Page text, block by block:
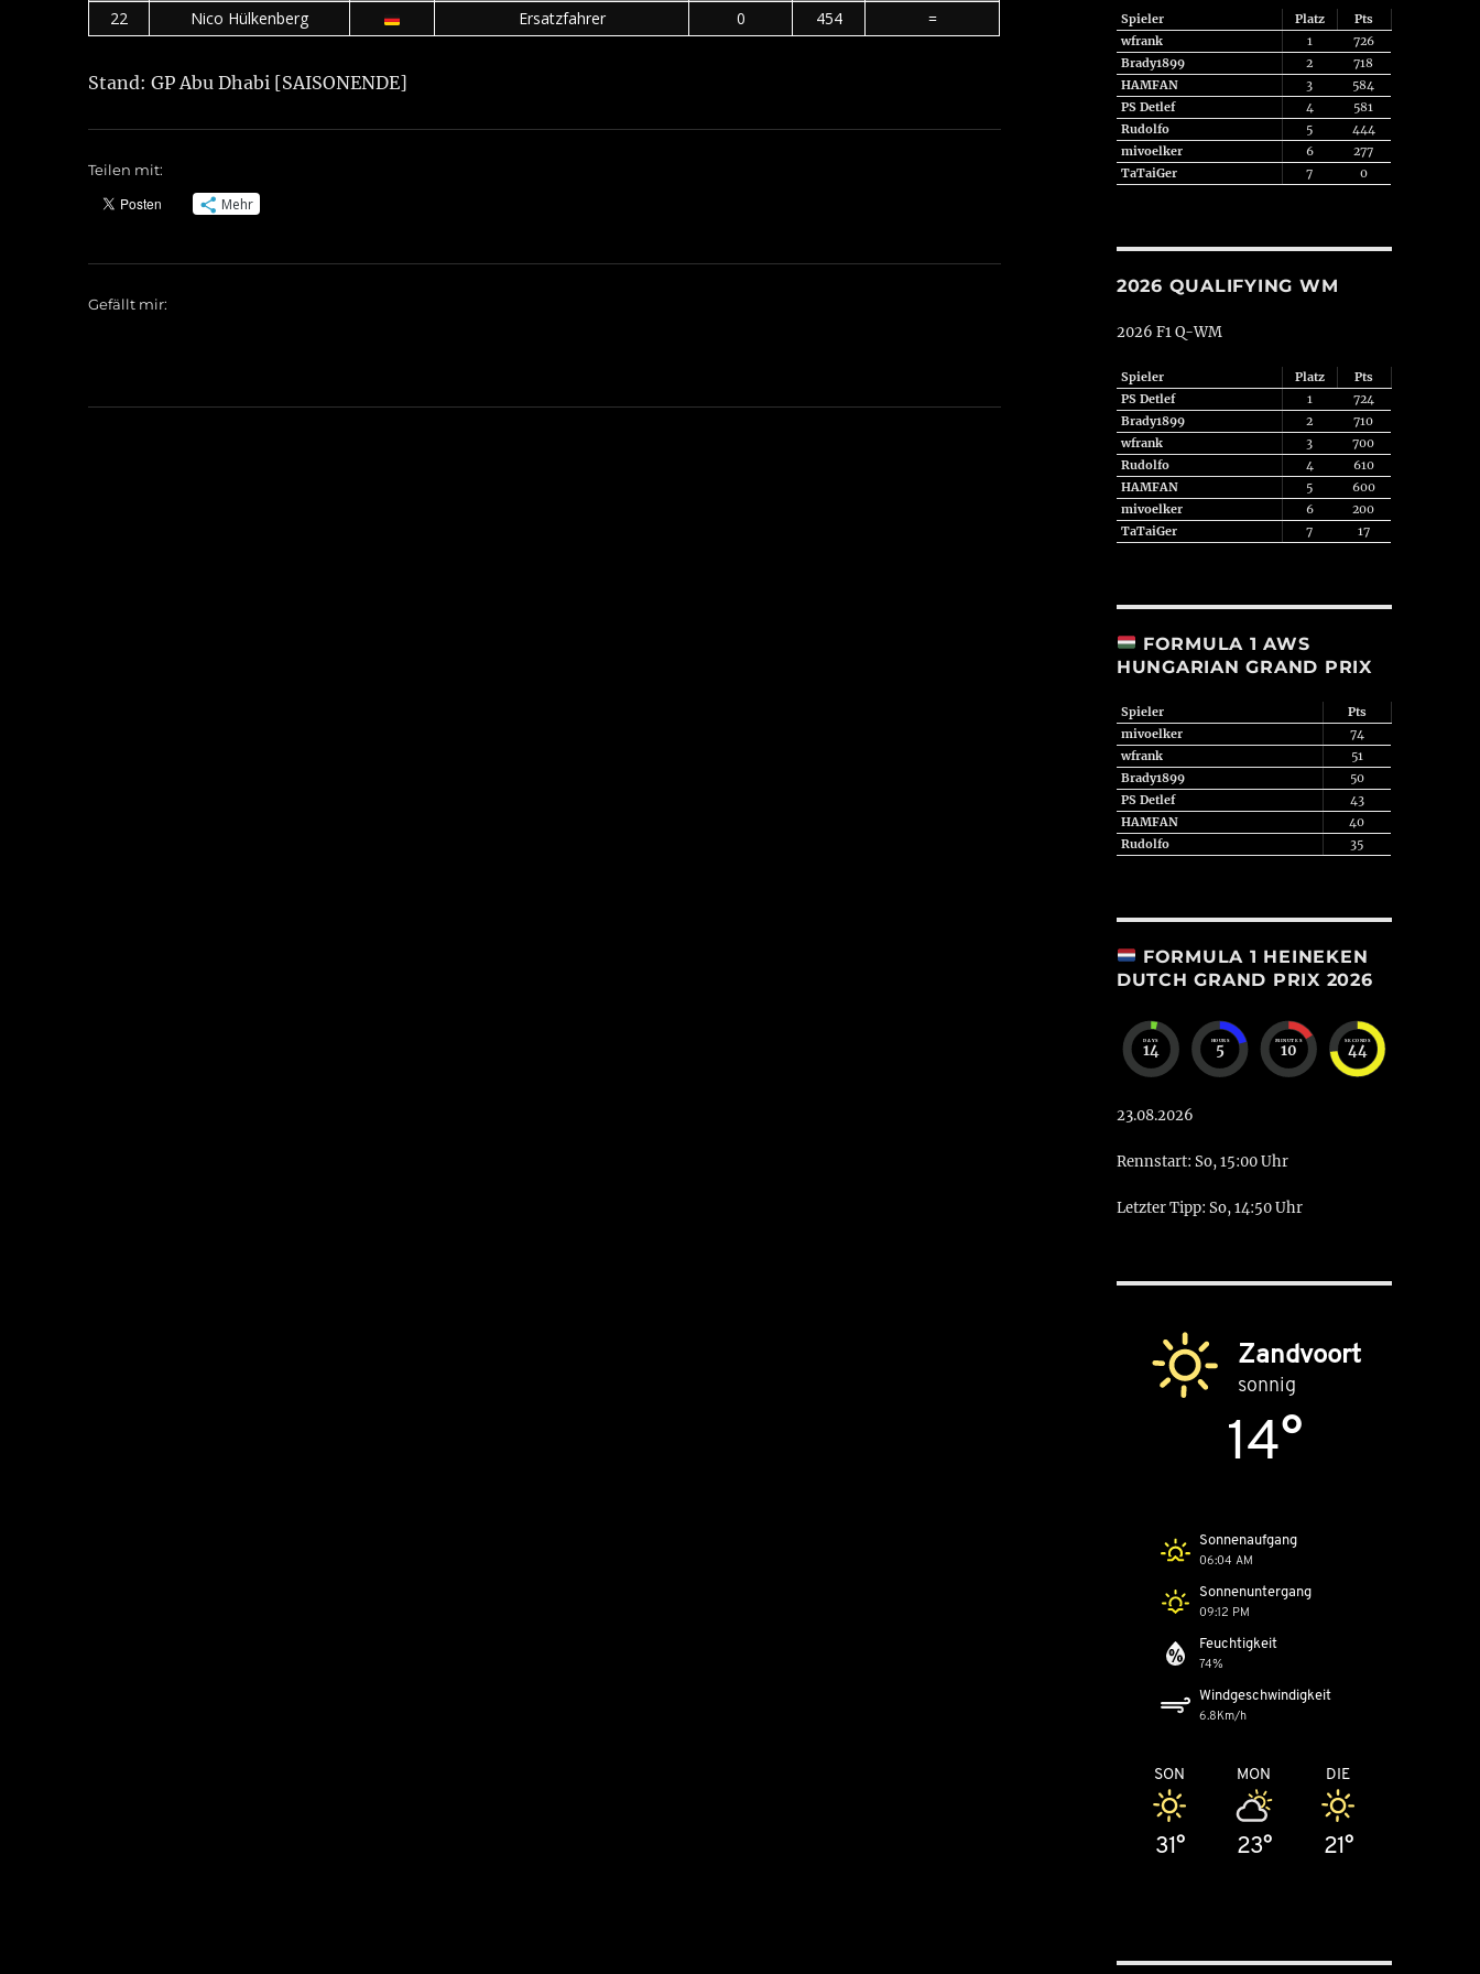
22 Nico Hülkenberg Ersatzfahrer 0 454 =
Stand: GP Abu Dhabi [SAISONENDE]
Teilen mit:
Mehr
Gefällt mir:
Spieler Platz
Pts
wfrank
1
726
Brady1899
2
718
HAMFAN
3
584
PS Detlef
4
581
Rudolfo
5
444
mivoelker
6
277
TaTaiGer
7 0
2026 QUALIFYING WM
2026 F1 Q-WM
Spieler Platz
Pts
PS Detlef
1
724
Brady1899
2
710
wfrank
3
700
Rudolfo
4
610
HAMFAN
5
600
mivoelker
6
200
TaTaiGer
7 17
FORMULA 1 AWS
HUNGARIAN GRAND PRIX
Spieler
Pts
mivoelker
74
wfrank
51
Brady1899
50
PS Detlef
43
HAMFAN
40
Rudolfo
35
FORMULA 1 HEINEKEN
DUTCH GRAND PRIX 2026
DAYS
14
HOURS
5
MINUTES
10
SECONDS
43
23.08.2026
Rennstart: So, 15:00 Uhr
Letzter Tipp: So, 14:50 Uhr
Zandvoort
sonnig
14°
Sonnenaufgang
06:04 AM
Sonnenuntergang
09:12 PM
Feuchtigkeit
74%
Windgeschwindigkeit
6.8Km/h
SON
31°
MON
23°
DIE
21°